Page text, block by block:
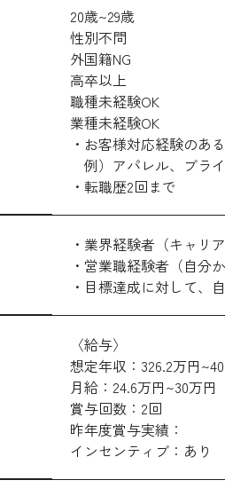
20歳~29歳
性別不問
外国籍NG
高卒以上
職種未経験OK
業種未経験OK
・お客様対応経験のあ
例）アパレル、ブラ
・転職歴2回まで
・業界経験者（キャリ
・営業職経験者（自分
・目標達成に対して、
〈給与〉
想定年収：326.2万円
月給：24.6万円~30万円
賞与回数：2回
昨年度賞与実績：
インセンティブ：あり